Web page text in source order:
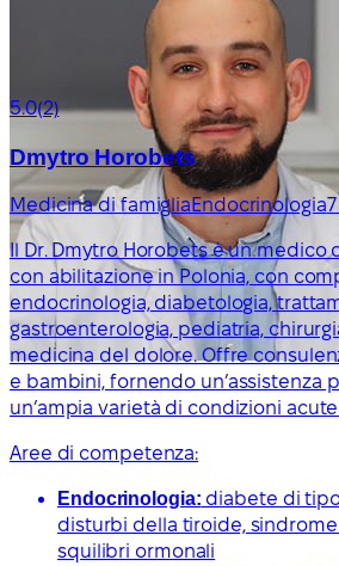
5.0(2)
Dmytro Horobets
Medicina di famigliaEndocrinologia
Il Dr. Dmytro Horobets è un medico
con abilitazione in Polonia, con
endocrinologia, diabetologia,
gastroenterologia, pediatria,
medicina del dolore. Offre
e bambini, fornendo un’assistenza
un’ampia varietà di condizioni
Aree di competenza:
Endocrinologia: diabete di
disturbi della tiroide,
squilibri ormonali